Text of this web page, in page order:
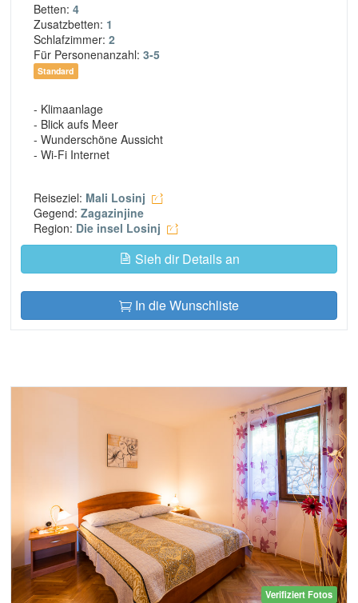
Betten: 4
Zusatzbetten: 1
Schlafzimmer: 2
Für Personenanzahl: 3-5
Standard
- Klimaanlage
- Blick aufs Meer
- Wunderschöne Aussicht
- Wi-Fi Internet
Reiseziel: Mali Losinj
Gegend: Zagazinjine
Region: Die insel Losinj
Sieh dir Details an
In die Wunschliste
Verifiziert Fotos